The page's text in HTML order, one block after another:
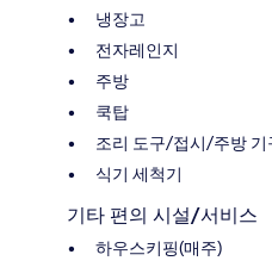
냉장고
전자레인지
주방
쿡탑
조리 도구/접시/주방 기
식기 세척기
기타 편의 시설/서비스
하우스키핑(매주)